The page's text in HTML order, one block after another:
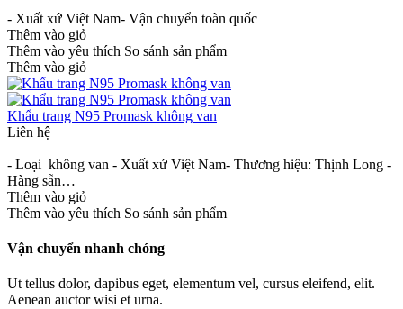
- Xuất xứ Việt Nam- Vận chuyển toàn quốc
Thêm vào giỏ
Thêm vào yêu thích So sánh sản phẩm
Thêm vào giỏ
Khẩu trang N95 Promask không van
Liên hệ
- Loại không van - Xuất xứ Việt Nam- Thương hiệu: Thịnh Long -
Hàng sẵn…
Thêm vào giỏ
Thêm vào yêu thích So sánh sản phẩm
Vận chuyển nhanh chóng
Ut tellus dolor, dapibus eget, elementum vel, cursus eleifend, elit.
Aenean auctor wisi et urna.